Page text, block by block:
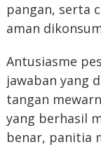
pangan, serta
aman
Antusiasme
jawaban yang
tangan
yang berhasil
benar, panitia